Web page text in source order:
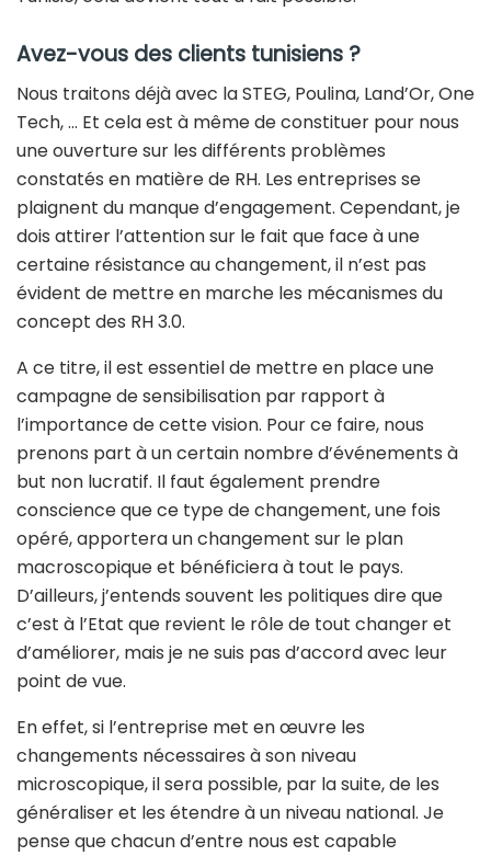
Avez-vous des clients tunisiens ?
Nous traitons déjà avec la STEG, Poulina, Land’Or, One
Tech, … Et cela est à même de constituer pour nous
une ouverture sur les différents problèmes
constatés en matière de RH. Les entreprises se
plaignent du manque d’engagement. Cependant, je
dois attirer l’attention sur le fait que face à une
certaine résistance au changement, il n’est pas
évident de mettre en marche les mécanismes du
concept des RH 3.0.
A ce titre, il est essentiel de mettre en place une
campagne de sensibilisation par rapport à
l’importance de cette vision. Pour ce faire, nous
prenons part à un certain nombre d’événements à
but non lucratif. Il faut également prendre
conscience que ce type de changement, une fois
opéré, apportera un changement sur le plan
macroscopique et bénéficiera à tout le pays.
D’ailleurs, j’entends souvent les politiques dire que
c’est à l’Etat que revient le rôle de tout changer et
d’améliorer, mais je ne suis pas d’accord avec leur
point de vue.
En effet, si l’entreprise met en œuvre les
changements nécessaires à son niveau
microscopique, il sera possible, par la suite, de les
généraliser et les étendre à un niveau national. Je
pense que chacun d’entre nous est capable